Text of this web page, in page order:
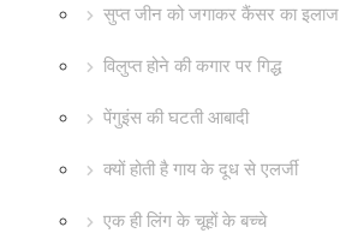
सुप्त जीन को जगाकर कैंसर का इलाज
विलुप्त होने की कगार पर गिद्ध
पेंगुइंस की घटती आबादी
क्यों होती है गाय के दूध से एलर्जी
एक ही लिंग के चूहों के बच्चे